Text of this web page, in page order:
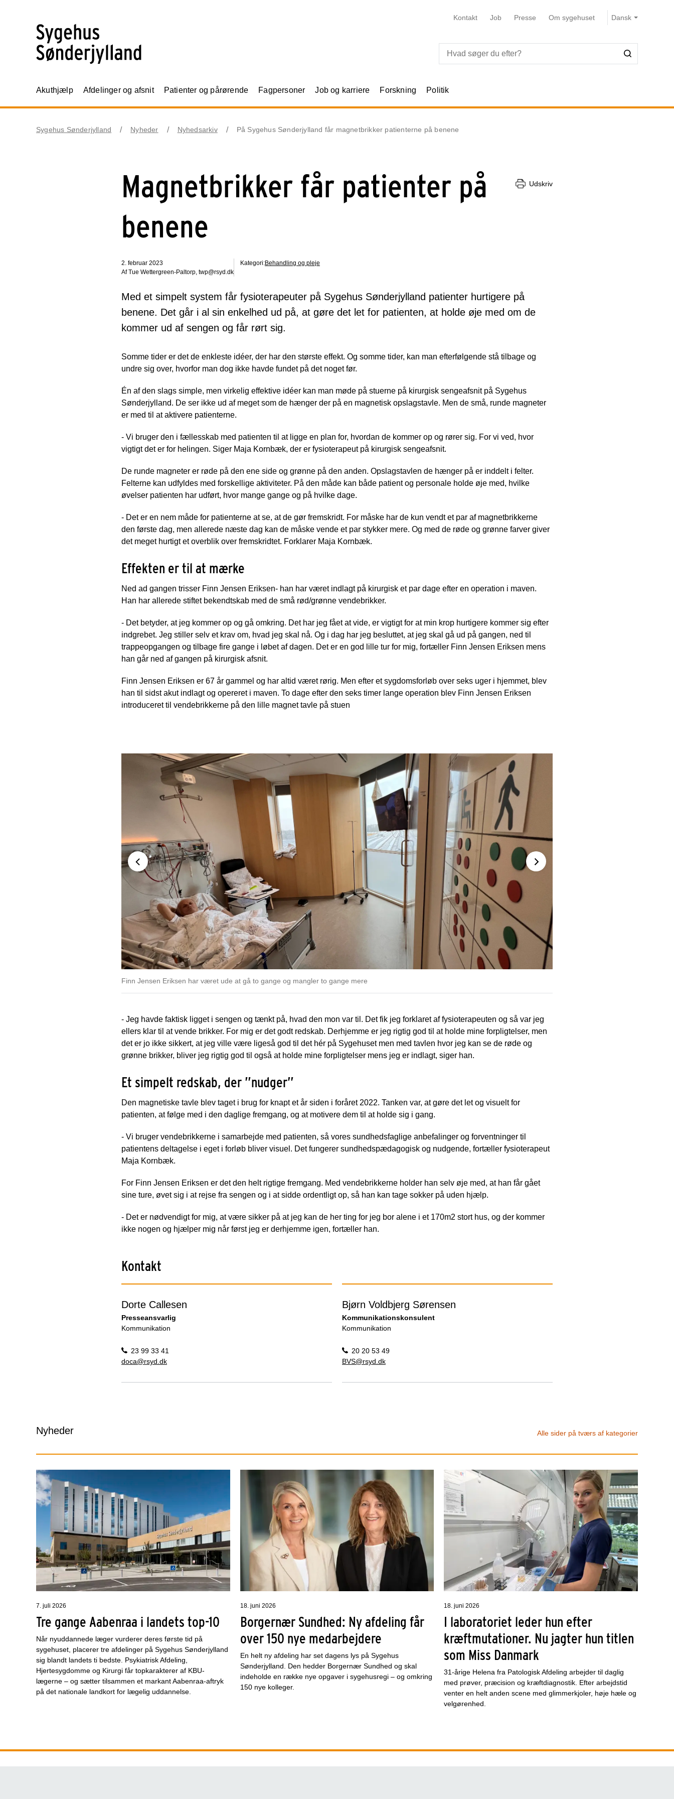
Kontakt Job Presse Om sygehuset
Akuthjælp Afdelinger og afsnit Patienter og pårørende Fagpersoner Job og karriere Forskning Politik
Sygehus Sønderjylland Nyheder Nyhedsarkiv På Sygehus Sønderjylland får magnetbrikker patienterne på benene
Magnetbrikker får patienter på
benene
Udskriv
2. februar 2023
Af Tue Wettergreen-Paltorp, twp@rsyd.dk
Kategori:Behandling og pleje
Med et simpelt system får fysioterapeuter på Sygehus Sønderjylland patienter hurtigere på
benene. Det går i al sin enkelhed ud på, at gøre det let for patienten, at holde øje med om de
kommer ud af sengen og får rørt sig.
Somme tider er det de enkleste idéer, der har den største effekt. Og somme tider, kan man efterfølgende stå tilbage og
undre sig over, hvorfor man dog ikke havde fundet på det noget før.
Én af den slags simple, men virkelig effektive idéer kan man møde på stuerne på kirurgisk sengeafsnit på Sygehus
Sønderjylland. De ser ikke ud af meget som de hænger der på en magnetisk opslagstavle. Men de små, runde magneter
er med til at aktivere patienterne.
- Vi bruger den i fællesskab med patienten til at ligge en plan for, hvordan de kommer op og rører sig. For vi ved, hvor
vigtigt det er for helingen. Siger Maja Kornbæk, der er fysioterapeut på kirurgisk sengeafsnit.
De runde magneter er røde på den ene side og grønne på den anden. Opslagstavlen de hænger på er inddelt i felter.
Felterne kan udfyldes med forskellige aktiviteter. På den måde kan både patient og personale holde øje med, hvilke
øvelser patienten har udført, hvor mange gange og på hvilke dage.
- Det er en nem måde for patienterne at se, at de gør fremskridt. For måske har de kun vendt et par af magnetbrikkerne
den første dag, men allerede næste dag kan de måske vende et par stykker mere. Og med de røde og grønne farver giver
det meget hurtigt et overblik over fremskridtet. Forklarer Maja Kornbæk.
Effekten er til at mærke
Ned ad gangen trisser Finn Jensen Eriksen- han har været indlagt på kirurgisk et par dage efter en operation i maven.
Han har allerede stiftet bekendtskab med de små rød/grønne vendebrikker.
- Det betyder, at jeg kommer op og gå omkring. Det har jeg fået at vide, er vigtigt for at min krop hurtigere kommer sig efter
indgrebet. Jeg stiller selv et krav om, hvad jeg skal nå. Og i dag har jeg besluttet, at jeg skal gå ud på gangen, ned til
trappeopgangen og tilbage fire gange i løbet af dagen. Det er en god lille tur for mig, fortæller Finn Jensen Eriksen mens
han går ned af gangen på kirurgisk afsnit.
Finn Jensen Eriksen er 67 år gammel og har altid været rørig. Men efter et sygdomsforløb over seks uger i hjemmet, blev
han til sidst akut indlagt og opereret i maven. To dage efter den seks timer lange operation blev Finn Jensen Eriksen
introduceret til vendebrikkerne på den lille magnet tavle på stuen
Finn Jensen Eriksen har været ude at gå to gange og mangler to gange mere
- Jeg havde faktisk ligget i sengen og tænkt på, hvad den mon var til. Det fik jeg forklaret af fysioterapeuten og så var jeg
ellers klar til at vende brikker. For mig er det godt redskab. Derhjemme er jeg rigtig god til at holde mine forpligtelser, men
det er jo ikke sikkert, at jeg ville være ligeså god til det hér på Sygehuset men med tavlen hvor jeg kan se de røde og
grønne brikker, bliver jeg rigtig god til også at holde mine forpligtelser mens jeg er indlagt, siger han.
Et simpelt redskab, der ”nudger”
Den magnetiske tavle blev taget i brug for knapt et år siden i foråret 2022. Tanken var, at gøre det let og visuelt for
patienten, at følge med i den daglige fremgang, og at motivere dem til at holde sig i gang.
- Vi bruger vendebrikkerne i samarbejde med patienten, så vores sundhedsfaglige anbefalinger og forventninger til
patientens deltagelse i eget i forløb bliver visuel. Det fungerer sundhedspædagogisk og nudgende, fortæller fysioterapeut
Maja Kornbæk.
For Finn Jensen Eriksen er det den helt rigtige fremgang. Med vendebrikkerne holder han selv øje med, at han får gået
sine ture, øvet sig i at rejse fra sengen og i at sidde ordentligt op, så han kan tage sokker på uden hjælp.
- Det er nødvendigt for mig, at være sikker på at jeg kan de her ting for jeg bor alene i et 170m2 stort hus, og der kommer
ikke nogen og hjælper mig når først jeg er derhjemme igen, fortæller han.
Kontakt
Dorte Callesen
Presseansvarlig
Kommunikation
23 99 33 41
doca@rsyd.dk
Bjørn Voldbjerg Sørensen
Kommunikationskonsulent
Kommunikation
20 20 53 49
BVS@rsyd.dk
Nyheder Alle sider på tværs af kategorier
7. juli 2026
Tre gange Aabenraa i landets top-10
Når nyuddannede læger vurderer deres første tid på
sygehuset, placerer tre afdelinger på Sygehus Sønderjylland
sig blandt landets ti bedste. Psykiatrisk Afdeling,
Hjertesygdomme og Kirurgi får topkarakterer af KBU-
lægerne – og sætter tilsammen et markant Aabenraa-aftryk
på det nationale landkort for lægelig uddannelse.
18. juni 2026
Borgernær Sundhed: Ny afdeling får
over 150 nye medarbejdere
En helt ny afdeling har set dagens lys på Sygehus
Sønderjylland. Den hedder Borgernær Sundhed og skal
indeholde en række nye opgaver i sygehusregi – og omkring
150 nye kolleger.
18. juni 2026
I laboratoriet leder hun efter
kræftmutationer. Nu jagter hun titlen
som Miss Danmark
31-årige Helena fra Patologisk Afdeling arbejder til daglig
med prøver, præcision og kræftdiagnostik. Efter arbejdstid
venter en helt anden scene med glimmerkjoler, høje hæle og
velgørenhed.